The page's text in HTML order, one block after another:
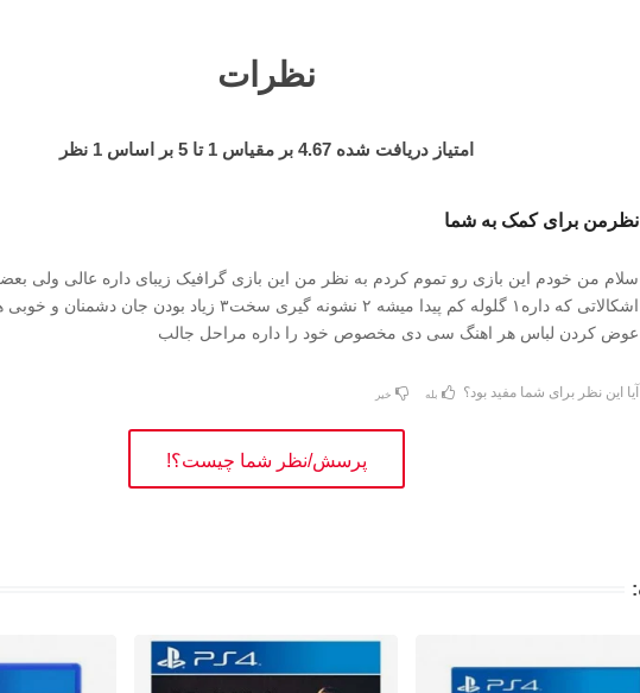
نظرات
امتیاز دریافت شده4.67 بر مقیاس1 تا5 بر اساس1 نظر
نظرمن برای کمک به شما
سلام من خودم این بازی رو تموم کردم به نظر من این بازی گرافیک زیبای داره عالی ولی
اشکالاتی که داره۱ گلوله کم پیدا میشه ۲ نشونه گیری سخت۳ زیاد بودن جان
عوض کردن لباس هر اهنگ سی دی مخصوص خود را داره مراحل جالب
آیا این نظر برای شما مفید بود؟ بله خیر
پرسش/نظر شما چیست؟!